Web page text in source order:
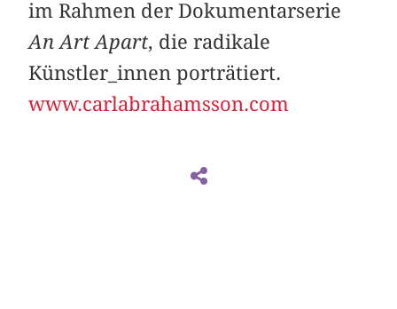
im Rahmen der Dokumentarserie
An Art Apart, die radikale
Künstler_innen porträtiert.
www.carlabrahamsson.com